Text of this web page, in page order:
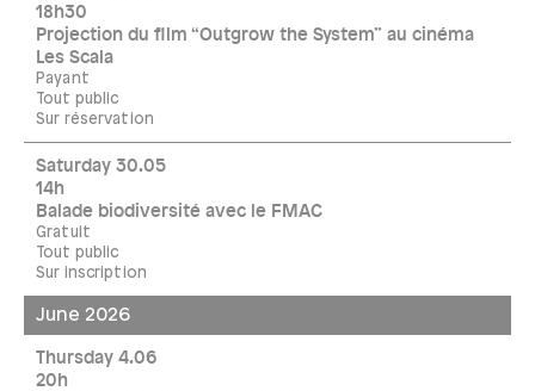
18h30
Projection du film “Outgrow the System” au cinéma
Les Scala
Payant
Tout public
Sur réservation
Saturday 30.05
14h
Balade biodiversité avec le FMAC
Gratuit
Tout public
Sur inscription
June 2026
Thursday 4.06
20h